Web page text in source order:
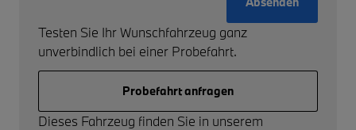
Testen Sie Ihr Wunschfahrzeug ganz
unverbindlich bei einer Probefahrt.
Probefahrt anfragen
Dieses Fahrzeug finden Sie in unserem